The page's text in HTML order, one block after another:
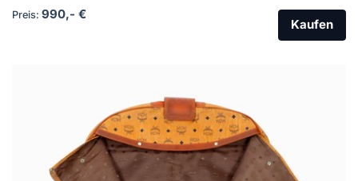
Preis: 990,- €
Kaufen